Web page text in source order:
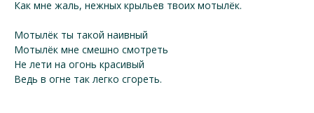
Как мне жаль, нежных крыльев твоих мотылёк.
Мотылёк ты такой наивный
Мотылёк мне смешно смотреть
Не лети на огонь красивый
Ведь в огне так легко сгореть.